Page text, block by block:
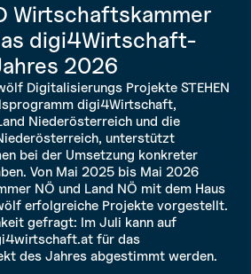
Wirtschaftskammer
digi4Wirtschaft-
2026
Digitalisierungs Projekte STEHEN
digi4Wirtschaft,
Niederösterreich und die
unterstützt
bei der Umsetzung konkreter
Von Mai 2025 bis Mai 2026
NÖ und Land NÖ mit dem Haus
erfolgreiche Projekte vorgestellt.
gefragt: Im Juli kann auf
für das
des Jahres abgestimmt werden.